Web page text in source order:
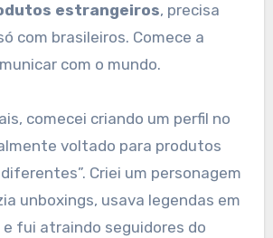
estrangeiros, precisa
com brasileiros. Comece a
com o mundo.
comecei criando um perfil no
voltado para produtos
Criei um personagem
unboxings, usava legendas em
e fui atraindo seguidores do